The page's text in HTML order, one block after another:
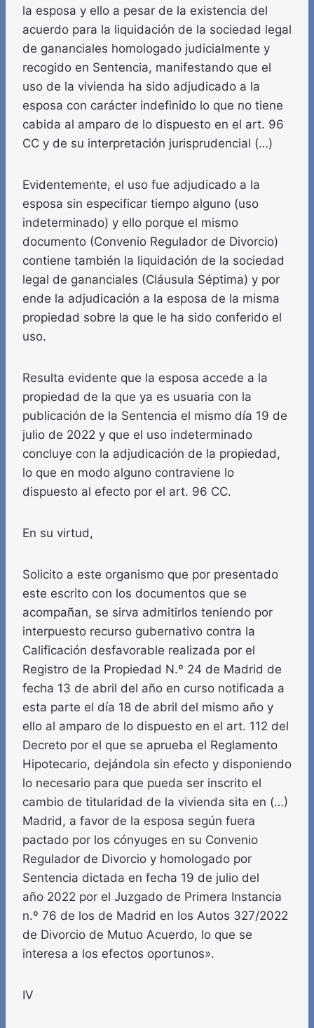
la esposa y ello a pesar de la existencia del
acuerdo para la liquidación de la sociedad legal
de gananciales homologado judicialmente y
recogido en Sentencia, manifestando que el
uso de la vivienda ha sido adjudicado a la
esposa con carácter indefinido lo que no tiene
cabida al amparo de lo dispuesto en el art. 96
CC y de su interpretación jurisprudencial (…)
Evidentemente, el uso fue adjudicado a la
esposa sin especificar tiempo alguno (uso
indeterminado) y ello porque el mismo
documento (Convenio Regulador de Divorcio)
contiene también la liquidación de la sociedad
legal de gananciales (Cláusula Séptima) y por
ende la adjudicación a la esposa de la misma
propiedad sobre la que le ha sido conferido el
uso.
Resulta evidente que la esposa accede a la
propiedad de la que ya es usuaria con la
publicación de la Sentencia el mismo día 19 de
julio de 2022 y que el uso indeterminado
concluye con la adjudicación de la propiedad,
lo que en modo alguno contraviene lo
dispuesto al efecto por el art. 96 CC.
En su virtud,
Solicito a este organismo que por presentado
este escrito con los documentos que se
acompañan, se sirva admitirlos teniendo por
interpuesto recurso gubernativo contra la
Calificación desfavorable realizada por el
Registro de la Propiedad N.º 24 de Madrid de
fecha 13 de abril del año en curso notificada a
esta parte el día 18 de abril del mismo año y
ello al amparo de lo dispuesto en el art. 112 del
Decreto por el que se aprueba el Reglamento
Hipotecario, dejándola sin efecto y disponiendo
lo necesario para que pueda ser inscrito el
cambio de titularidad de la vivienda sita en (…)
Madrid, a favor de la esposa según fuera
pactado por los cónyuges en su Convenio
Regulador de Divorcio y homologado por
Sentencia dictada en fecha 19 de julio del
año 2022 por el Juzgado de Primera Instancia
n.º 76 de los de Madrid en los Autos 327/2022
de Divorcio de Mutuo Acuerdo, lo que se
interesa a los efectos oportunos».
IV